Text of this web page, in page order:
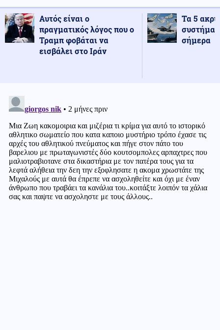
Αυτός είναι ο
πραγματικός λόγος που ο
Τραμπ φοβάται να
εισβάλει στο Ιράν
Τα 5
σήμερα